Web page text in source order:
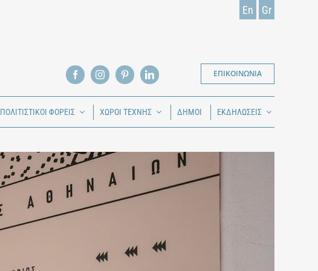
En Gr
ΕΠΙΚΟΙΝΩΝΙΑ
ΠΟΛΙΤΙΣΤΙΚΟΙ ΦΟΡΕΙΣ ΧΩΡΟΙ ΤΕΧΝΗΣ ΔΗΜΟΙ ΕΚΔΗΛΩΣΕΙΣ